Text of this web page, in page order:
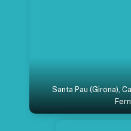
Santa Pau (Girona),